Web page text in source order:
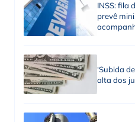
INSS: fila
prevê
‘Subida
alta dos